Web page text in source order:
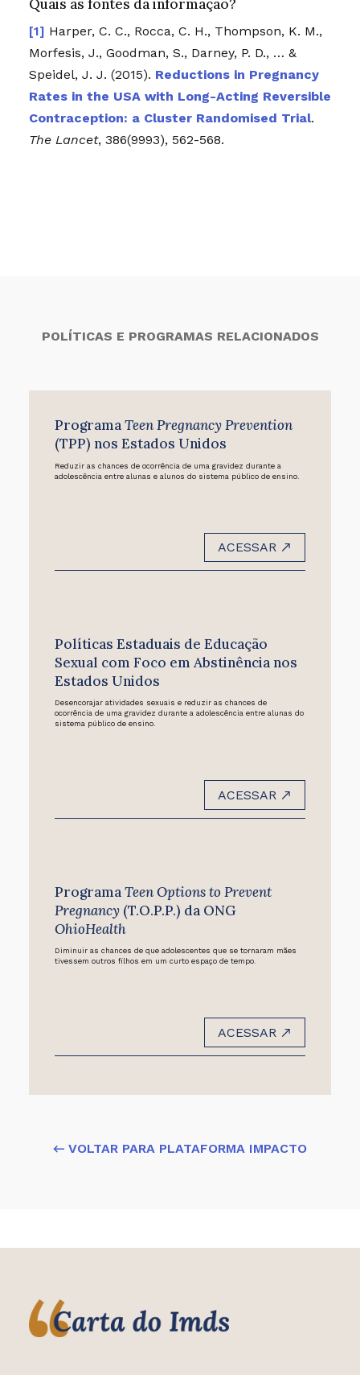
Quais as fontes da informação?
Harper, C. C., Rocca, C. H., Thompson, K. M.,
Morfesis, J., Goodman, S., Darney, P. D., … &
Speidel, J. J. (2015). Reductions in Pregnancy
Rates in the USA with Long-Acting Reversible
Contraception: a Cluster Randomised Trial.
The Lancet, 386(9993), 562-568.
POLÍTICAS E PROGRAMAS RELACIONADOS
ProgramaTeen Pregnancy Prevention
(TPP) nos Estados Unidos
Reduzir as chances de ocorrência de uma gravidez durante a
adolescência entre alunas e alunos do sistema público de ensino.
ACESSAR
Políticas Estaduais de Educação
Sexual com Foco em Abstinência nos
Estados Unidos
Desencorajar atividades sexuais e reduzir as chances de
ocorrência de uma gravidez durante a adolescência entre alunas do
sistema público de ensino.
ACESSAR
ProgramaTeen Options to Prevent
Pregnancy(T.O.P.P.) da ONG
OhioHealth
Diminuir as chances de que adolescentes que se tornaram mães
tivessem outros filhos em um curto espaço de tempo.
ACESSAR
← VOLTAR PARA PLATAFORMA IMPACTO